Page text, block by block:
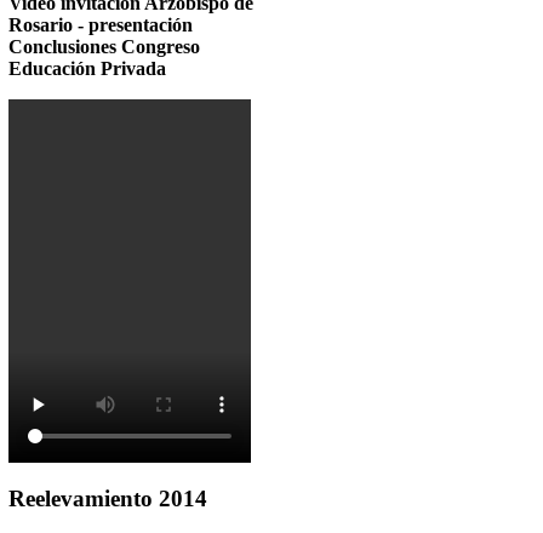
Rosario - presentación
Conclusiones Congreso
Educación Privada
Reelevamiento 2014